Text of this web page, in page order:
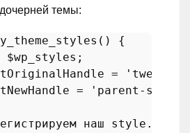
темы:
( ) {
$wp_styles ;
=
= 'parent-style'
наш style.css,